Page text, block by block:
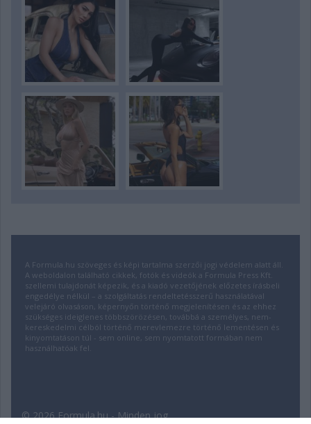
A Formula.hu szöveges és képi tartalma szerzői jogi védelem alatt áll.
A weboldalon található cikkek, fotók és videók a Formula Press Kft.
szellemi tulajdonát képezik, és a kiadó vezetőjének előzetes írásbeli
engedélye nélkül – a szolgáltatás rendeltetésszerű használatával
velejáró olvasáson, képernyőn történő megjelenítésen és az ehhez
szükséges ideiglenes többszörözésen, továbbá a személyes, nem-
kereskedelmi célból történő merevlemezre történő lementésen és
kinyomtatáson túl - sem online, sem nyomtatott formában nem
használhatóak fel.
© 2026 Formula.hu - Minden jog